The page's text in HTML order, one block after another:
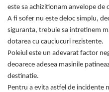
este sa achizitionam anvelope de
A fi sofer nu este deloc simplu,
siguranta, trebuie sa intretinem
dotarea cu cauciucuri rezistente.
Poleiul este un adevarat factor
deoarece adesea masinile
destinatie.
Pentru a evita astfel de incidente